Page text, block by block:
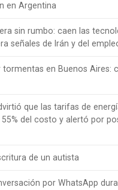
en Argentina
sin rumbo: caen las
señales de Irán y del empleo
en Buenos Aires:
que las tarifas de
del costo y alertó por
de un autista
por WhatsApp